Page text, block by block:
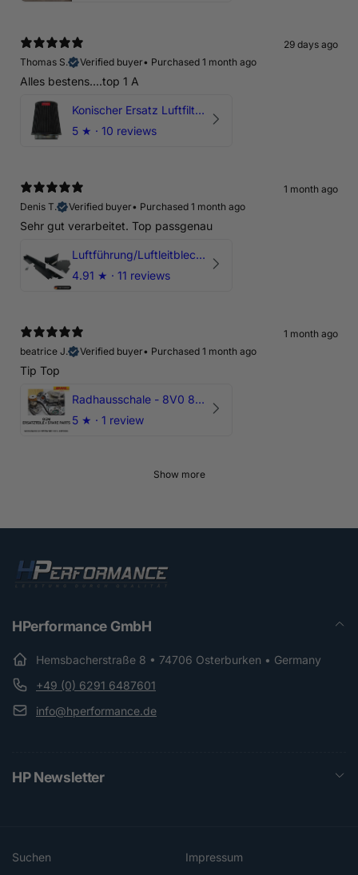
29 days ago
Thomas S.
Verified buyer• Purchased 1 month ago
Alles bestens....top 1 A
Konischer Ersatz Luftfilter Pilz - 4" & 5" Offene Ansaugung
5 ★ · 10 reviews
1 month ago
Denis T.
Verified buyer• Purchased 1 month ago
Sehr gut verarbeitet. Top passgenau
Luftführung/Luftleitblech 5" 125mm offene Ansaugung HPerformance
4.91 ★ · 11 reviews
1 month ago
beatrice J.
Verified buyer• Purchased 1 month ago
Tip Top
Radhausschale - 8V0 821 191 C - Original Ersatzteil für Audi RS3 Sportback
5 ★ · 1 review
Show more
HPerformance GmbH
Hemsbacherstraße 8 • 74706 Osterburken • Germany
+49 (0) 6291 6487601
info@hperformance.de
HP Newsletter
Suchen
Impressum